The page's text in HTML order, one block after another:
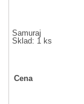
Samuraj
Sklad: 1 ks
Cena